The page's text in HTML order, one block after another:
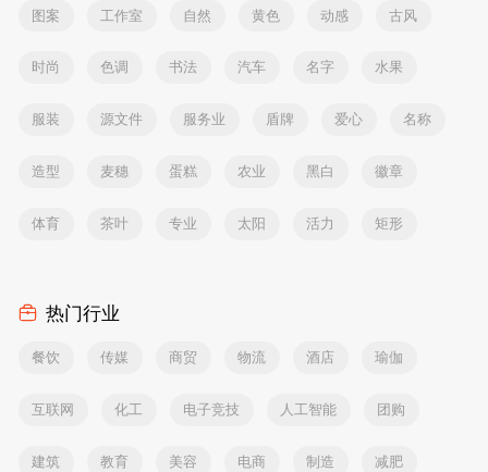
图案 工作室 自然 黄色 动感 古风
时尚 色调 书法 汽车 名字 水果
服装 源文件 服务业 盾牌 爱心 名称
造型 麦穗 蛋糕 农业 黑白 徽章
体育 茶叶 专业 太阳 活力 矩形
热门行业
餐饮 传媒 商贸 物流 酒店 瑜伽
互联网 化工 电子竞技 人工智能 团购
建筑 教育 美容 电商 制造 减肥